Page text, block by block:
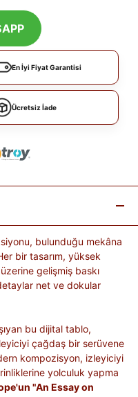
En İyi Fiyat Garantisi
Ücretsiz İade
bulunduğu mekâna
bir tasarım, yüksek
gelişmiş baskı
net ve dokular
bu dijital tablo,
çağdaş bir serüvene
kompozisyon, izleyiciyi
yolculuk yapma
"An Essay on